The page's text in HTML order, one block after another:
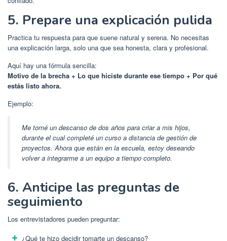
5. Prepare una explicación pulida
Practica tu respuesta para que suene natural y serena. No necesitas
una explicación larga, solo una que sea honesta, clara y profesional.
Aquí hay una fórmula sencilla:
Motivo de la brecha + Lo que hiciste durante ese tiempo + Por qué
estás listo ahora.
Ejemplo:
Me tomé un descanso de dos años para criar a mis hijos,
durante el cual completé un curso a distancia de gestión de
proyectos. Ahora que están en la escuela, estoy deseando
volver a integrarme a un equipo a tiempo completo.
6. Anticipe las preguntas de
seguimiento
Los entrevistadores pueden preguntar:
¿Qué te hizo decidir tomarte un descanso?